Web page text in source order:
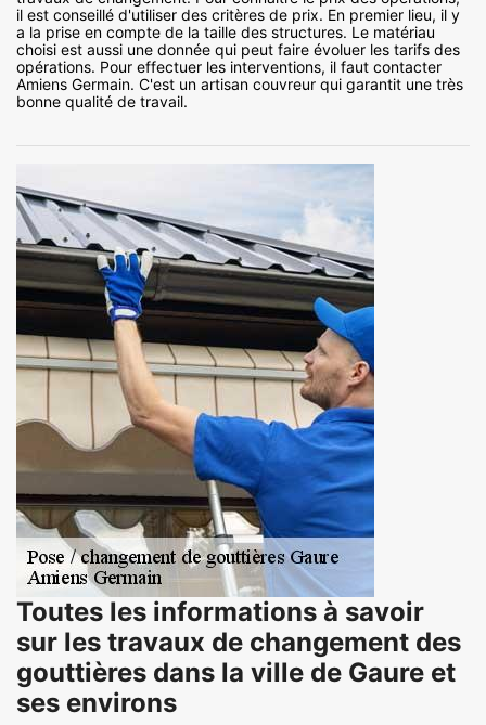
il est conseillé d'utiliser des critères de prix. En premier lieu, il y
a la prise en compte de la taille des structures. Le matériau
choisi est aussi une donnée qui peut faire évoluer les tarifs des
opérations. Pour effectuer les interventions, il faut contacter
Amiens Germain. C'est un artisan couvreur qui garantit une très
bonne qualité de travail.
Toutes les informations à savoir
sur les travaux de changement des
gouttières dans la ville de Gaure et
ses environs